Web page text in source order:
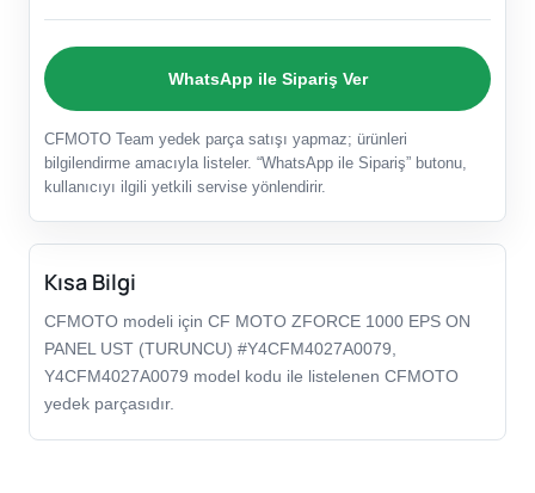
WhatsApp ile Sipariş Ver
CFMOTO Team yedek parça satışı yapmaz; ürünleri
bilgilendirme amacıyla listeler. “WhatsApp ile Sipariş” butonu,
kullanıcıyı ilgili yetkili servise yönlendirir.
Kısa Bilgi
CFMOTO modeli için CF MOTO ZFORCE 1000 EPS ON
PANEL UST (TURUNCU) #Y4CFM4027A0079,
Y4CFM4027A0079 model kodu ile listelenen CFMOTO
yedek parçasıdır.